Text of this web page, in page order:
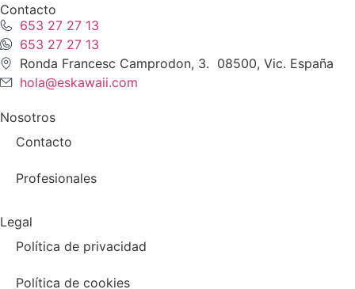
Contacto
653 27 27 13
653 27 27 13
Ronda Francesc Camprodon, 3. 08500, Vic. España
hola@eskawaii.com
Nosotros
Contacto
Profesionales
Legal
Política de privacidad
Política de cookies